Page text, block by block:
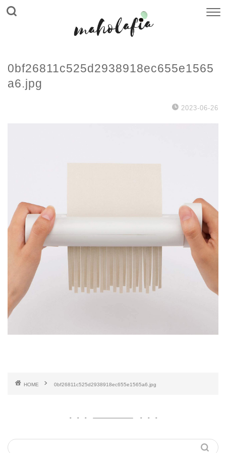
0bf26811c525d2938918ec655e1565
a6.jpg
2023-06-26
HOME 0bf26811c525d2938918ec655e1565a6.jpg